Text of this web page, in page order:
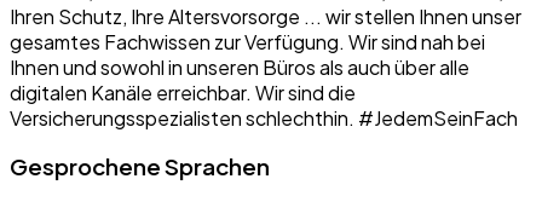
Ihren Schutz, Ihre Altersvorsorge ... wir stellen Ihnen unser
gesamtes Fachwissen zur Verfügung. Wir sind nah bei
Ihnen und sowohl in unseren Büros als auch über alle
digitalen Kanäle erreichbar. Wir sind die
Versicherungsspezialisten schlechthin. #JedemSeinFach
Gesprochene Sprachen